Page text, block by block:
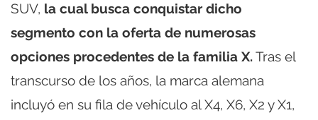
SUV, la cual busca conquistar dicho
segmento con la oferta de numerosas
opciones procedentes de la familia X.Tras el
transcurso de los años, la marca alemana
incluyó en su fila de vehículo al X4, X6, X2 y X1,